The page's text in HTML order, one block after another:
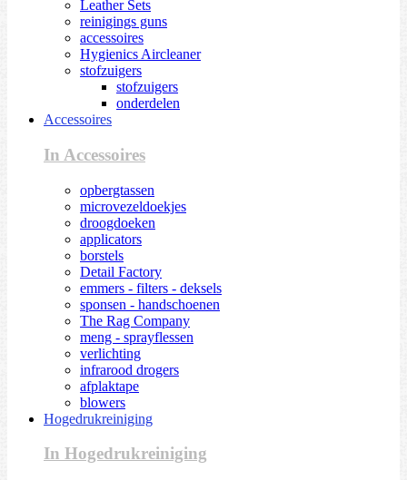
Leather Sets
reinigings guns
accessoires
Hygienics Aircleaner
stofzuigers
stofzuigers
onderdelen
Accessoires
In Accessoires
opbergtassen
microvezeldoekjes
droogdoeken
applicators
borstels
Detail Factory
emmers - filters - deksels
sponsen - handschoenen
The Rag Company
meng - sprayflessen
verlichting
infrarood drogers
afplaktape
blowers
Hogedrukreiniging
In Hogedrukreiniging